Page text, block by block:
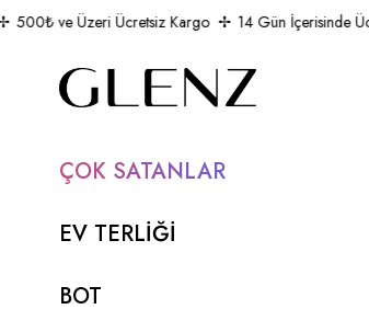
ve Üzeri Ücretsiz Kargo 14 Gün İçerisinde
ÇOK SATANLAR
EV TERLİĞİ
BOT